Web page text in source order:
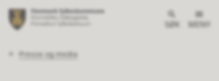
SØK MENY
Du
Presse og media